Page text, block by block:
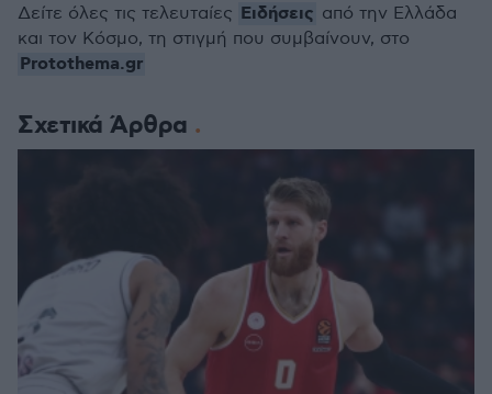
Σχετικά Άρθρα
Δείτε όλες τις τελευταίες Ειδήσεις από την Ελλάδα
και τον Κόσμο, τη στιγμή που συμβαίνουν, στο
Protothema.gr